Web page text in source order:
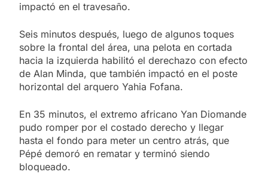
impactó en el travesaño.
Seis minutos después, luego de algunos toques
sobre la frontal del área, una pelota en cortada
hacia la izquierda habilitó el derechazo con efecto
de Alan Minda, que también impactó en el poste
horizontal del arquero Yahia Fofana.
En 35 minutos, el extremo africano Yan Diomande
pudo romper por el costado derecho y llegar
hasta el fondo para meter un centro atrás, que
Pépé demoró en rematar y terminó siendo
bloqueado.